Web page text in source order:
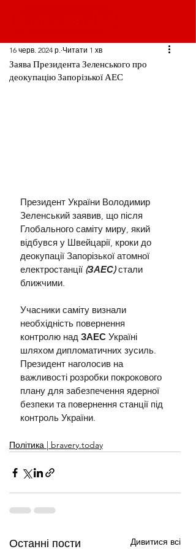
Заява Президента Зеленського про
деокупацію Запорізької АЕС
16 черв. 2024 р. Читати 1 хв
Президент України Володимир
Зеленський заявив, що після
Глобального саміту миру, який
відбувся у Швейцарії, кроки до
деокупації Запорізької атомної
електростанції (ЗАЕС) стали
ближчими.
Учасники саміту визнали
необхідність повернення
контролю над ЗАЕС Україні
шляхом дипломатичних зусиль.
Президент наголосив на
важливості розробки покрокового
плану для забезпечення ядерної
безпеки та повернення станції під
контроль України.
Політика | bravery.today
Останні пости Дивитися всі